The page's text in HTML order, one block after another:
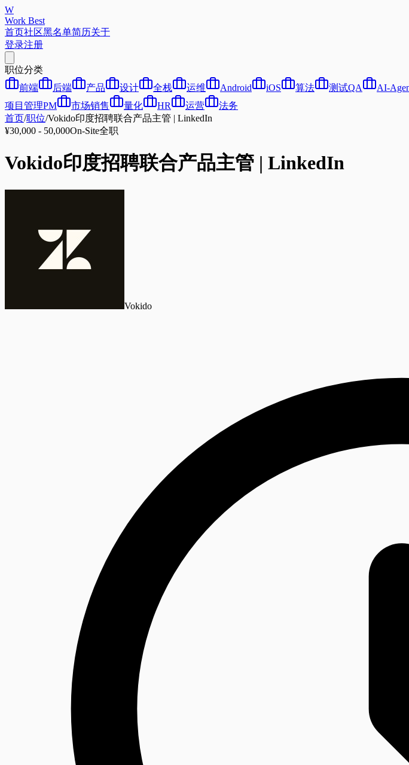
W
Work Best
首页社区黑名单简历关于
登录注册
职位分类
前端
后端 产品 设计 全栈 运维 Android iOS 算法 测试QA AI-
项目管理PM
市场销售 量化 HR 运营
法务
首页/职位/Vokido印度招聘联合产品主管 | LinkedIn
¥30,000 - 50,000On-Site全职
Vokido印度招聘联合产品主管 | LinkedIn
Vokido